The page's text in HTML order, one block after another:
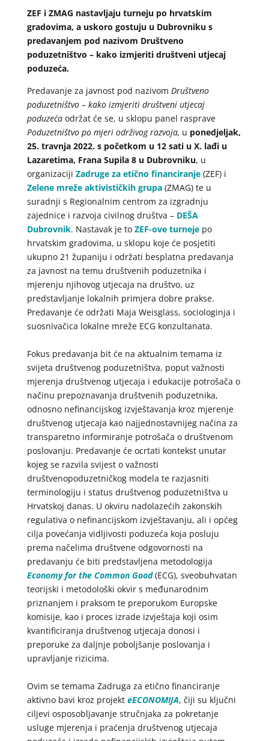
ZEF i ZMAG nastavljaju turneju po hrvatskim
gradovima, a uskoro gostuju u Dubrovniku s
predavanjem pod nazivom Društveno
poduzetništvo – kako izmjeriti društveni utjecaj
poduzeća.
Predavanje za javnost pod nazivom Društveno
poduzetništvo – kako izmjeriti društveni utjecaj
poduzećaodržat će se, u sklopu panel rasprave
Poduzetništvo po mjeri održivog razvoja, u ponedjeljak,
25. travnja 2022. s početkom u 12 sati u X. lađi u
Lazaretima, Frana Supila 8 u Dubrovniku, u
organizaciji Zadruge za etično financiranje(ZEF) i
Zelene mreže aktivističkih grupa(ZMAG) te u
suradnji s Regionalnim centrom za izgradnju
zajednice i razvoja civilnog društva – DEŠA
Dubrovnik. Nastavak je to ZEF-ove turnejepo
hrvatskim gradovima, u sklopu koje će posjetiti
ukupno 21 županiju i održati besplatna predavanja
za javnost na temu društvenih poduzetnika i
mjerenju njihovog utjecaja na društvo, uz
predstavljanje lokalnih primjera dobre prakse.
Predavanje će održati Maja Weisglass, sociologinja i
suosnivačica lokalne mreže ECG konzultanata.
Fokus predavanja bit će na aktualnim temama iz
svijeta društvenog poduzetništva, poput važnosti
mjerenja društvenog utjecaja i edukacije potrošača o
načinu prepoznavanja društvenih poduzetnika,
odnosno nefinancijskog izvještavanja kroz mjerenje
društvenog utjecaja kao najjednostavnijeg načina za
transparetno informiranje potrošača o društvenom
poslovanju. Predavanje će ocrtati kontekst unutar
kojeg se razvila svijest o važnosti
društvenopoduzetničkog modela te razjasniti
terminologiju i status društvenog poduzetništva u
Hrvatskoj danas. U okviru nadolazećih zakonskih
regulativa o nefinancijskom izvještavanju, ali i općeg
cilja povećanja vidljivosti poduzeća koja posluju
prema načelima društvene odgovornosti na
predavanju će biti predstavljena metodologija
Economy for the Common Good(ECG), sveobuhvatan
teorijski i metodološki okvir s međunarodnim
priznanjem i praksom te preporukom Europske
komisije, kao i proces izrade izvještaja koji osim
kvantificiranja društvenog utjecaja donosi i
preporuke za daljnje poboljšanje poslovanja i
upravljanje rizicima.
Ovim se temama Zadruga za etično financiranje
aktivno bavi kroz projekt eECONOMIJA, čiji su ključni
ciljevi osposobljavanje stručnjaka za pokretanje
usluge mjerenja i praćenja društvenog utjecaja